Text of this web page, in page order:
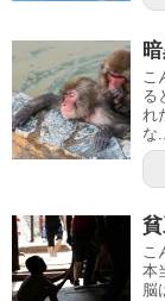
こ
る
れ
な
こ
本
脳